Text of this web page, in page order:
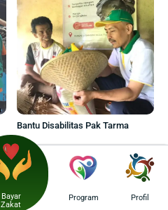
Bantu Disabilitas Pak Tarma
Bayar
Zakat
Program Profil